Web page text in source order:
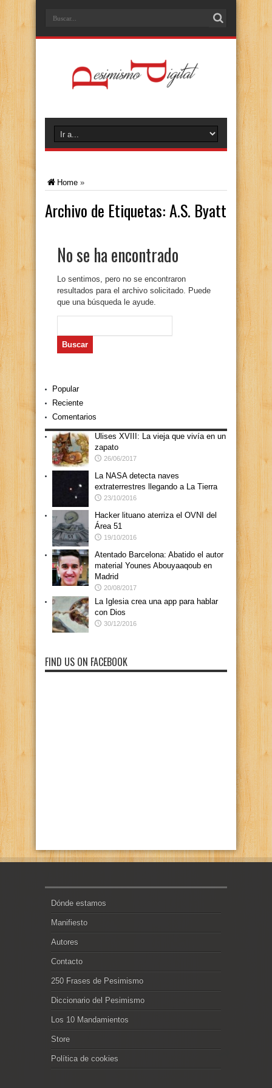
Home »
Archivo de Etiquetas:A.S. Byatt
No se ha encontrado
Lo sentimos, pero no se encontraron
resultados para el archivo solicitado. Puede
que una búsqueda le ayude.
Popular
Reciente
Comentarios
Ulises XVIII: La vieja que vivía en un
zapato
26/06/2017
La NASA detecta naves
extraterrestres llegando a La Tierra
23/10/2016
Hacker lituano aterriza el OVNI del
Área 51
19/10/2016
Atentado Barcelona: Abatido el autor
material Younes Abouyaaqoub en
Madrid
20/08/2017
La Iglesia crea una app para hablar
con Dios
30/12/2016
FIND US ON FACEBOOK
Dónde estamos
Manifiesto
Autores
Contacto
250 Frases de Pesimismo
Diccionario del Pesimismo
Los 10 Mandamientos
Store
Política de cookies